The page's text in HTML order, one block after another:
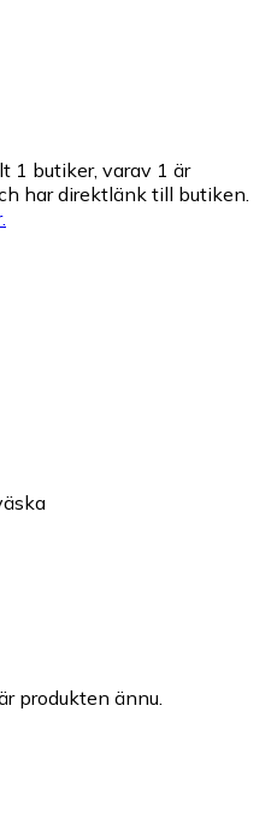
1 butiker, varav 1 är
har direktlänk till butiken.
produkten ännu.